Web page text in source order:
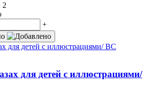
2
+
для детей с иллюстрациями/